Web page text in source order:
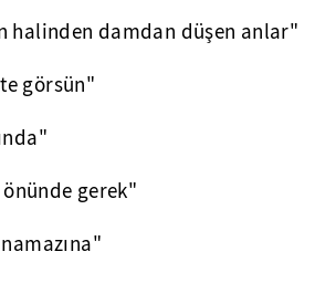
halinden damdan düşen anlar"
görsün"
gerek"